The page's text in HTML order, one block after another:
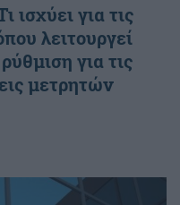
ισχύει για τις
λειτουργεί
για τις
μετρητών